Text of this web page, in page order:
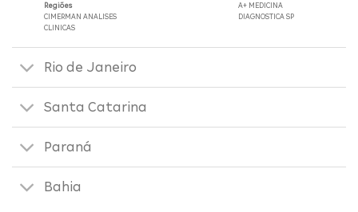
Regiões
CIMERMAN ANALISES
CLINICAS
A+ MEDICINA
DIAGNOSTICA SP
Rio de Janeiro
Santa Catarina
Paraná
Bahia